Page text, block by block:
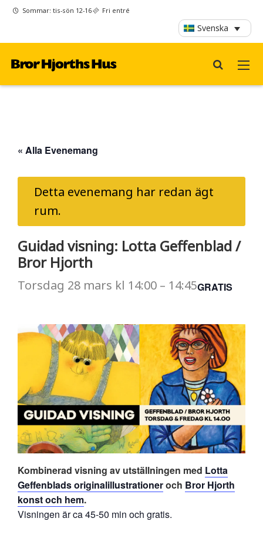
Sommar: tis-sön 12-16 Fri entré
Svenska
« Alla Evenemang
Detta evenemang har redan ägt
rum.
Guidad visning: Lotta Geffenblad /
Bror Hjorth
Torsdag 28 mars kl 14:00 – 14:45GRATIS
Kombinerad visning av utställningen med Lotta
Geffenblads originalillustrationeroch Bror Hjorth
konst och hem.
Visningen är ca 45-50 min och gratis.